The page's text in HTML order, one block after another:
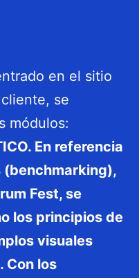
en el sitio
se
módulos:
En referencia
Fest, se
los principios de
visuales
Con los